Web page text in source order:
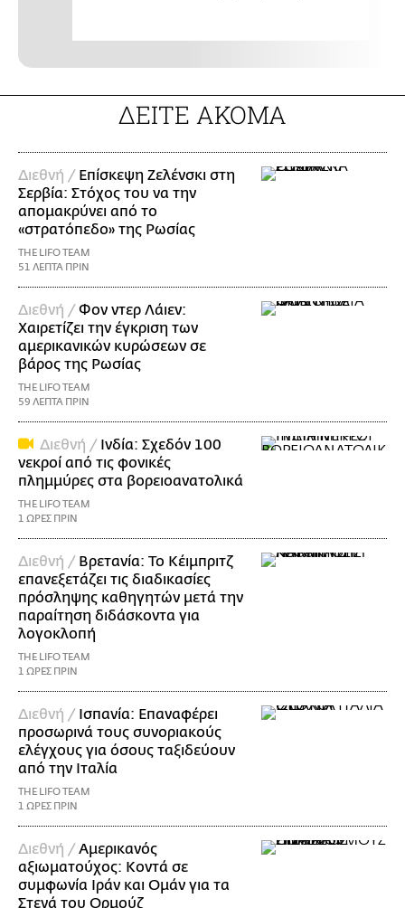
ΔΕΙΤΕ ΑΚΟΜΑ
Διεθνή / Επίσκεψη Ζελένσκι στη
Σερβία: Στόχος του να την
απομακρύνει από το
«στρατόπεδο» της Ρωσίας
THE LIFO TEAM
51 ΛΕΠΤΑ ΠΡΙΝ
Διεθνή /Φον ντερ Λάιεν:
Χαιρετίζει την έγκριση των
αμερικανικών κυρώσεων σε
βάρος της Ρωσίας
THE LIFO TEAM
59 ΛΕΠΤΑ ΠΡΙΝ
Διεθνή / Ινδία: Σχεδόν 100
νεκροί από τις φονικές
πλημμύρες στα βορειοανατολικά
THE LIFO TEAM
1 ΩΡΕΣ ΠΡΙΝ
Διεθνή / Βρετανία: Το Κέιμπριτζ
επανεξετάζει τις διαδικασίες
πρόσληψης καθηγητών μετά την
παραίτηση διδάσκοντα για
λογοκλοπή
THE LIFO TEAM
1 ΩΡΕΣ ΠΡΙΝ
Διεθνή / Ισπανία: Επαναφέρει
προσωρινά τους συνοριακούς
ελέγχους για όσους ταξιδεύουν
από την Ιταλία
THE LIFO TEAM
1 ΩΡΕΣ ΠΡΙΝ
Διεθνή /Αμερικανός
αξιωματούχος: Κοντά σε
συμφωνία Ιράν και Ομάν για τα
Στενά του Ορμούζ